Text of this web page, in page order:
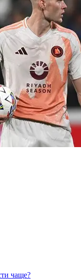
чаще?